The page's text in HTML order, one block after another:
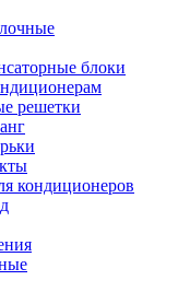
блоки
решетки
кондиционеров